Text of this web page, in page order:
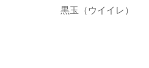
黒玉（ウイイレ）